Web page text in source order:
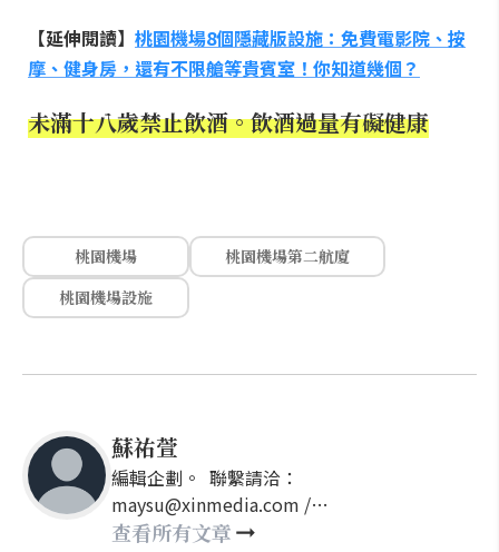
【延伸閱讀】 桃園機場8個隱藏版設施：免費電影院、按
摩、健身房，還有不限艙等貴賓室！你知道幾個？
未滿十八歲禁止飲酒。飲酒過量有礙健康
桃園機場
桃園機場第二航廈
桃園機場設施
蘇祐萱
編輯企劃。 聯繫請洽：
maysu@xinmedia.com /
may860527@gmail.com
查看所有文章